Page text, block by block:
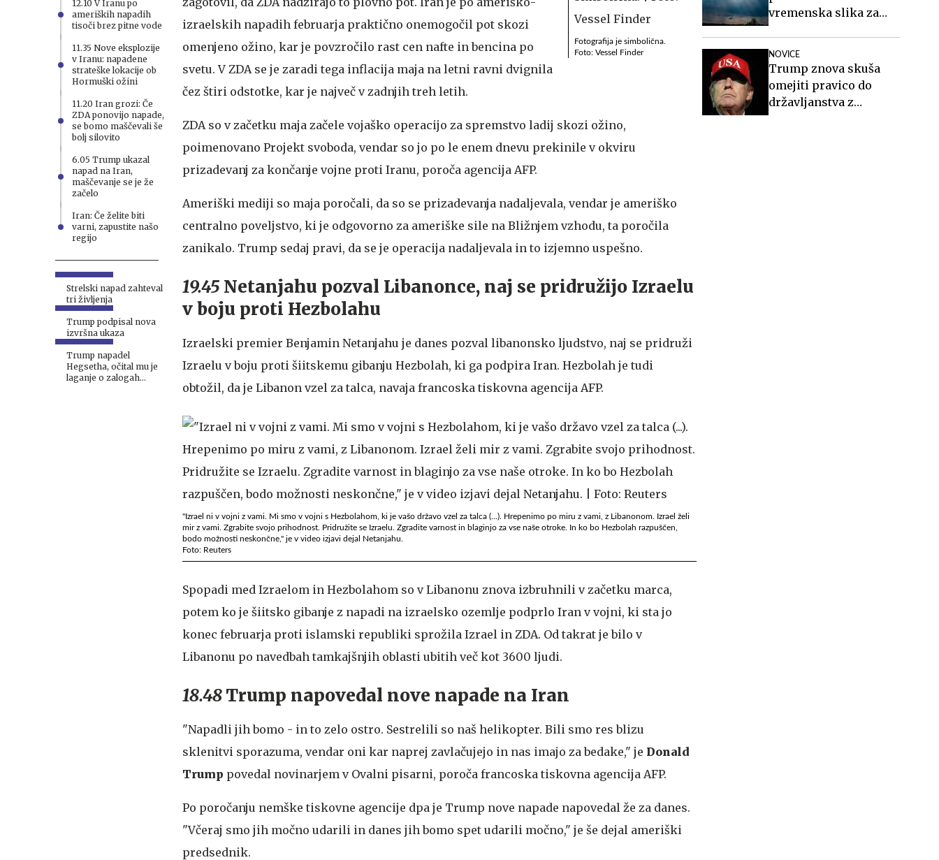
12.10 V Iranu po
ameriških napadih
tisoči brez pitne vode
11.35 Nove eksplozije
v Iranu: napadene
strateške lokacije ob
Hormuški ožini
11.20 Iran grozi: Če
ZDA ponovijo napade,
se bomo maščevali še
bolj silovito
6.05 Trump ukazal
napad na Iran,
maščevanje se je že
začelo
Iran: Če želite biti
varni, zapustite našo
regijo
Strelski napad zahteval
tri življenja
Trump podpisal nova
izvršna ukaza
Trump napadel
Hegsetha, očital mu je
laganje o zalogah
Fotografija je simbolična.
Foto: Vessel Finder
izraelskih napadih februarja praktično onemogočil pot skozi
omenjeno ožino, kar je povzročilo rast cen nafte in bencina po
svetu. V ZDA se je zaradi tega inflacija maja na letni ravni dvignila
čez štiri odstotke, kar je največ v zadnjih treh letih.
ZDA so v začetku maja začele vojaško operacijo za spremstvo ladij skozi ožino,
poimenovano Projekt svoboda, vendar so jo po le enem dnevu prekinile v okviru
prizadevanj za končanje vojne proti Iranu, poroča agencija AFP.
Ameriški mediji so maja poročali, da so se prizadevanja nadaljevala, vendar je ameriško
centralno poveljstvo, ki je odgovorno za ameriške sile na Bližnjem vzhodu, ta poročila
zanikalo. Trump sedaj pravi, da se je operacija nadaljevala in to izjemno uspešno.
19.45 Netanjahu pozval Libanonce, naj se pridružijo Izraelu
v boju proti Hezbolahu
Izraelski premier Benjamin Netanjahu je danes pozval libanonsko ljudstvo, naj se pridruži
Izraelu v boju proti šiitskemu gibanju Hezbolah, ki ga podpira Iran. Hezbolah je tudi
obtožil, da je Libanon vzel za talca, navaja francoska tiskovna agencija AFP.
"Izrael ni v vojni z vami. Mi smo v vojni s Hezbolahom, ki je vašo državo vzel za talca (...). Hrepenimo po miru z vami, z Libanonom. Izrael želi
mir z vami. Zgrabite svojo prihodnost. Pridružite se Izraelu. Zgradite varnost in blaginjo za vse naše otroke. In ko bo Hezbolah razpuščen,
bodo možnosti neskončne," je v video izjavi dejal Netanjahu.
Foto: Reuters
Spopadi med Izraelom in Hezbolahom so v Libanonu znova izbruhnili v začetku marca,
potem ko je šiitsko gibanje z napadi na izraelsko ozemlje podprlo Iran v vojni, ki sta jo
konec februarja proti islamski republiki sprožila Izrael in ZDA. Od takrat je bilo v
Libanonu po navedbah tamkajšnjih oblasti ubitih več kot 3600 ljudi.
18.48Trump napovedal nove napade na Iran
"Napadli jih bomo - in to zelo ostro. Sestrelili so naš helikopter. Bili smo res blizu
sklenitvi sporazuma, vendar oni kar naprej zavlačujejo in nas imajo za bedake," je Donald
Trump povedal novinarjem v Ovalni pisarni, poroča francoska tiskovna agencija AFP.
Po poročanju nemške tiskovne agencije dpa je Trump nove napade napovedal že za danes.
"Včeraj smo jih močno udarili in danes jih bomo spet udarili močno," je še dejal ameriški
predsednik.
vremenska slika za
NOVICE
Trump znova skuša
omejiti pravico do
državljanstva z